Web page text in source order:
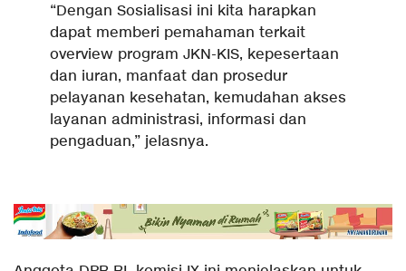
“Dengan Sosialisasi ini kita harapkan
dapat memberi pemahaman terkait
overview program JKN-KIS, kepesertaan
dan iuran, manfaat dan prosedur
pelayanan kesehatan, kemudahan akses
layanan administrasi, informasi dan
pengaduan,” jelasnya.